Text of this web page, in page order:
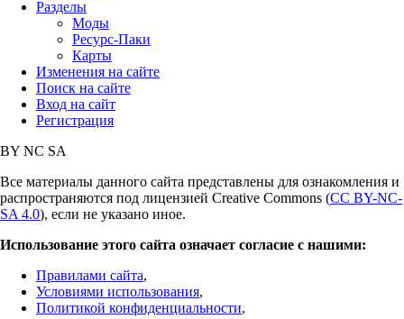
Разделы
Моды
Ресурс-Паки
Карты
Изменения на сайте
Поиск на сайте
Вход на сайт
Регистрация
BY NC SA
Все материалы данного сайта представлены для ознакомления и
распространяются под лицензией Creative Commons (CC BY-NC-
SA 4.0), если не указано иное.
Использование этого сайта означает согласие с нашими:
Правилами сайта,
Условиями использования,
Политикой конфиденциальности,